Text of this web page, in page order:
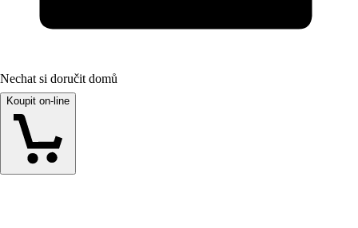
Nechat si doručit domů
Koupit on-line